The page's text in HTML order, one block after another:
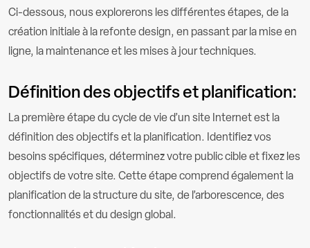
Ci-dessous, nous explorerons les différentes étapes, de la
création initiale à la refonte design, en passant par la mise en
ligne, la maintenance et les mises à jour techniques.
Définition des objectifs et planification:
La première étape du cycle de vie d’un site Internet est la
définition des objectifs et la planification. Identifiez vos
besoins spécifiques, déterminez votre public cible et fixez les
objectifs de votre site. Cette étape comprend également la
planification de la structure du site, de l’arborescence, des
fonctionnalités et du design global.